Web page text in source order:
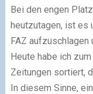
Bei den engen
heutzutagen, ist es
FAZ aufzuschlagen
Heute habe ich
Zeitungen sortiert,
In diesem Sinne,